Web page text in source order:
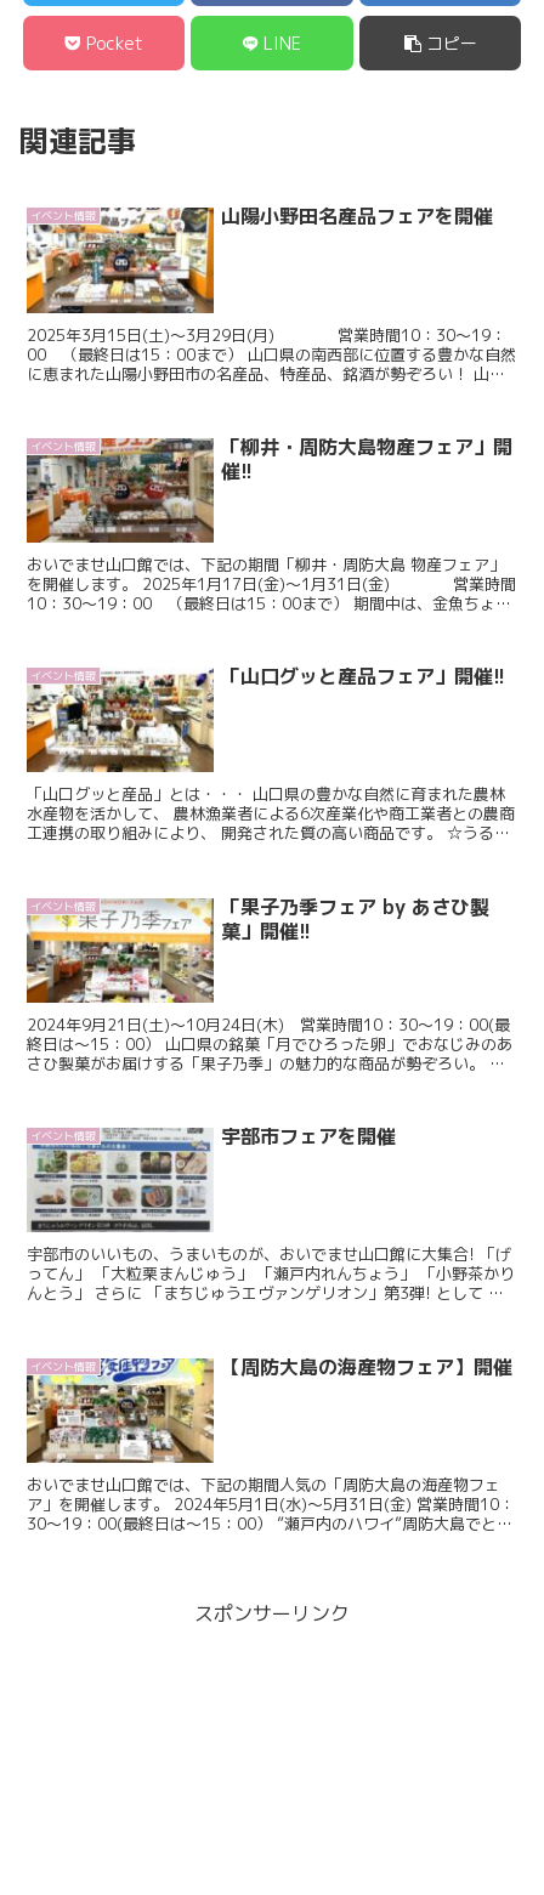
Pocket LINE コピー
関連記事
イベント情報 山陽小野田名産品フェアを開催
2025年3月15日(土)～3月29日(月) 営業時間10：30～19：
00 （最終日は15：00まで） 山口県の南西部に位置する豊かな自然
に恵まれた山陽小野田市の名産品、特産品、銘酒が勢ぞろい！ 山陽
イベント情報
「柳井・周防大島物産フェア」開
催!!
おいでませ山口館では、下記の期間「柳井・周防大島 物産フェア」
を開催します。 2025年1月17日(金)～1月31日(金) 営業時間
10：30～19：00 （最終日は15：00まで） 期間中は、金魚ちょう
イベント情報 「山口グッと産品フェア」開催!!
「山口グッと産品」とは・・・ 山口県の豊かな自然に育まれた農林
水産物を活かして、 農林漁業者による6次産業化や商工業者との農商
工連携の取り組みにより、 開発された質の高い商品です。 ☆うるめ
イベント情報
「果子乃季フェア by あさひ製
菓」開催!!
2024年9月21日(土)～10月24日(木) 営業時間10：30～19：00(最
終日は～15：00） 山口県の銘菓「月でひろった卵」でおなじみのあ
さひ製菓がお届けする「果子乃季」の魅力的な商品が勢ぞろい。 フ
イベント情報 宇部市フェアを開催
宇部市のいいもの、うまいものが、おいでませ山口館に大集合! 「げ
ってん」 「大粒栗まんじゅう」 「瀬戸内れんちょう」 「小野茶かり
んとう」 さらに 「まちじゅうエヴァンゲリオン」第3弾! として エ
イベント情報 【周防大島の海産物フェア】開催
おいでませ山口館では、下記の期間人気の「周防大島の海産物フェ
ア」を開催します。 2024年5月1日(水)～5月31日(金) 営業時間10：
30～19：00(最終日は～15：00） ”瀬戸内のハワイ”周防大島でとれ
スポンサーリンク